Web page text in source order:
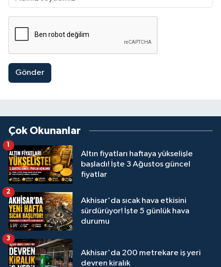
Gönder
Çok Okunanlar
Altın fiyatları haftaya yükselişle
başladı! İşte 3 Ağustos güncel
fiyatlar
1
Akhisar'da sıcak hava etkisini
sürdürüyor! İşte 5 günlük hava
durumu
2
Akhisar'da 200 metrekare iş yeri
devren kiralık
3